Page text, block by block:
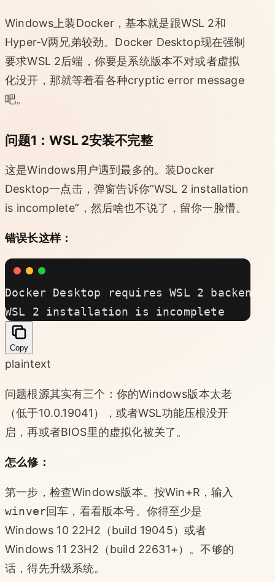
Windows上装Docker，基本就是跟WSL 2和
Hyper-V两兄弟较劲。Docker Desktop现在强制
要求WSL 2后端，你要是系统版本不对或者虚拟
化没开，那就等着看各种cryptic error message
吧。
问题1：WSL 2安装不完整
这是Windows用户遇到最多的。装Docker
Desktop一点击，弹窗告诉你”WSL 2 installation
is incomplete”，然后啥也不说了，留你一脸懵。
错误长这样：
Docker Desktop requires WSL 2 backend
WSL 2 installation is incomplete
Copy
plaintext
问题根源其实有三个：你的Windows版本太老
（低于10.0.19041），或者WSL功能压根没开
启，再或者BIOS里的虚拟化被关了。
怎么修：
第一步，检查Windows版本。按Win+R，输入
winver回车，看看版本号。你得至少是
Windows 10 22H2（build 19045）或者
Windows 11 23H2（build 22631+）。不够的
话，得先升级系统。